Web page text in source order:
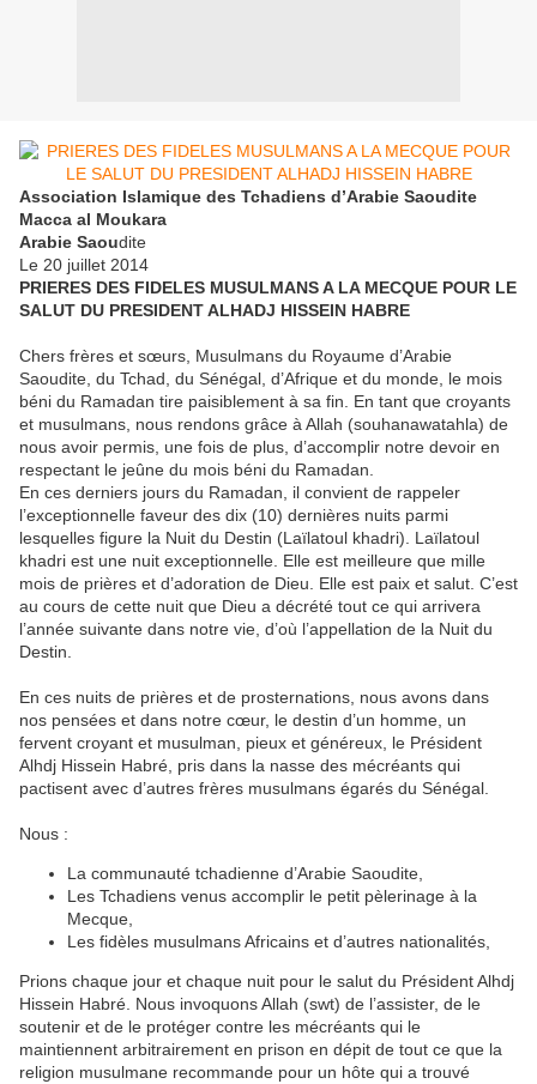
Association Islamique des Tchadiens d’Arabie Saoudite
Macca al Moukara
Arabie Saoudite
Le 20 juillet 2014
PRIERES DES FIDELES MUSULMANS A LA MECQUE POUR LE
SALUT DU PRESIDENT ALHADJ HISSEIN HABRE
Chers frères et sœurs, Musulmans du Royaume d’Arabie
Saoudite, du Tchad, du Sénégal, d’Afrique et du monde, le mois
béni du Ramadan tire paisiblement à sa fin. En tant que croyants
et musulmans, nous rendons grâce à Allah (souhanawatahla) de
nous avoir permis, une fois de plus, d’accomplir notre devoir en
respectant le jeûne du mois béni du Ramadan.
En ces derniers jours du Ramadan, il convient de rappeler
l’exceptionnelle faveur des dix (10) dernières nuits parmi
lesquelles figure la Nuit du Destin (Laïlatoul khadri). Laïlatoul
khadri est une nuit exceptionnelle. Elle est meilleure que mille
mois de prières et d’adoration de Dieu. Elle est paix et salut. C’est
au cours de cette nuit que Dieu a décrété tout ce qui arrivera
l’année suivante dans notre vie, d’où l’appellation de la Nuit du
Destin.
En ces nuits de prières et de prosternations, nous avons dans
nos pensées et dans notre cœur, le destin d’un homme, un
fervent croyant et musulman, pieux et généreux, le Président
Alhdj Hissein Habré, pris dans la nasse des mécréants qui
pactisent avec d’autres frères musulmans égarés du Sénégal.
Nous :
La communauté tchadienne d’Arabie Saoudite,
Les Tchadiens venus accomplir le petit pèlerinage à la
Mecque,
Les fidèles musulmans Africains et d’autres nationalités,
Prions chaque jour et chaque nuit pour le salut du Président Alhdj
Hissein Habré. Nous invoquons Allah (swt) de l’assister, de le
soutenir et de le protéger contre les mécréants qui le
maintiennent arbitrairement en prison en dépit de tout ce que la
religion musulmane recommande pour un hôte qui a trouvé